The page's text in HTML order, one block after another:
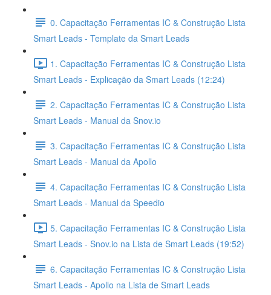
0. Capacitação Ferramentas IC & Construção Lista
Smart Leads - Template da Smart Leads
1. Capacitação Ferramentas IC & Construção Lista
Smart Leads - Explicação da Smart Leads (12:24)
2. Capacitação Ferramentas IC & Construção Lista
Smart Leads - Manual da Snov.io
3. Capacitação Ferramentas IC & Construção Lista
Smart Leads - Manual da Apollo
4. Capacitação Ferramentas IC & Construção Lista
Smart Leads - Manual da Speedio
5. Capacitação Ferramentas IC & Construção Lista
Smart Leads - Snov.io na Lista de Smart Leads (19:52)
6. Capacitação Ferramentas IC & Construção Lista
Smart Leads - Apollo na Lista de Smart Leads